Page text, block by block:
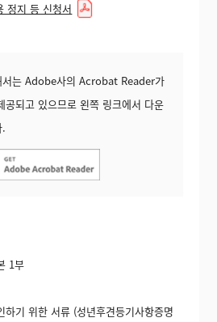
정지 등 신청서
서는 Adobe사의 Acrobat Reader가
공되고 있으므로 왼쪽 링크에서 다운
.
1부
하기 위한 서류 (성년후견등기사항증명